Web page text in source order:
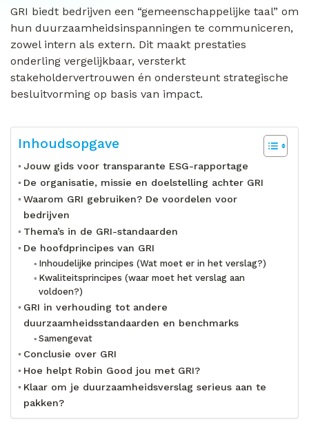
GRI biedt bedrijven een “gemeenschappelijke taal” om
hun duurzaamheidsinspanningen te communiceren,
zowel intern als extern. Dit maakt prestaties
onderling vergelijkbaar, versterkt
stakeholdervertrouwen én ondersteunt strategische
besluitvorming op basis van impact.
Inhoudsopgave
Jouw gids voor transparante ESG-rapportage
De organisatie, missie en doelstelling achter GRI
Waarom GRI gebruiken? De voordelen voor
bedrijven
Thema’s in de GRI-standaarden
De hoofdprincipes van GRI
Inhoudelijke principes (Wat moet er in het verslag?)
Kwaliteitsprincipes (waar moet het verslag aan
voldoen?)
GRI in verhouding tot andere
duurzaamheidsstandaarden en benchmarks
Samengevat
Conclusie over GRI
Hoe helpt Robin Good jou met GRI?
Klaar om je duurzaamheidsverslag serieus aan te
pakken?